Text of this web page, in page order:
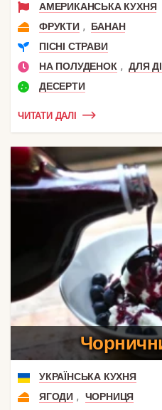
АМЕРИКАНСЬКА КУХНЯ
ФРУКТИ ,
БАНАН
ПІСНІ СТРАВИ
НА ПОЛУДЕНОК , ДЛЯ
ДЕСЕРТИ
ЧИТАТИ ДАЛІ
УКРАЇНСЬКА КУХНЯ
ЯГОДИ ,
ЧОРНИЦЯ